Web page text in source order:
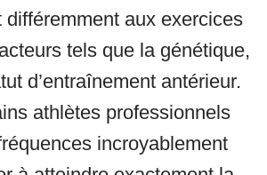
différemment aux exercices
tels que la génétique,
d’entraînement antérieur.
athlètes professionnels
incroyablement